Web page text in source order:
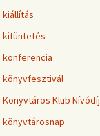
kiállítás
kitüntetés
konferencia
könyvfesztivál
Könyvtáros Klub Nívódíj
könyvtárosnap